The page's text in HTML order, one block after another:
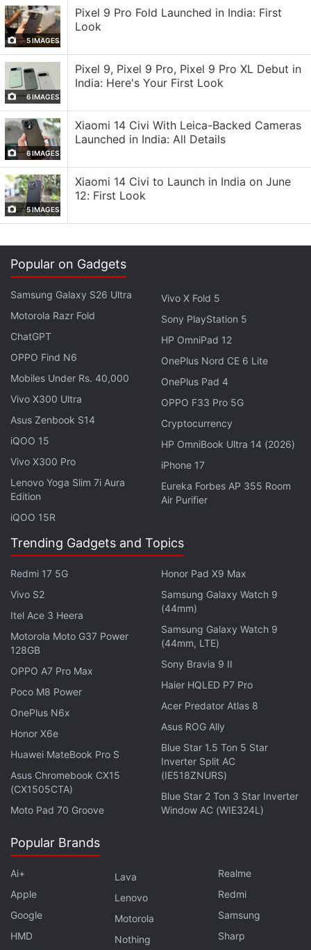
HDR10+, HDR Vivid, Splash Touch, et prend en
charge la gradation PWM à 2 160 Hz , la gradation
DC , couvre 100 % de l'espace colorimétrique DCI-
P3 et est protégé par un verre Corning Gorilla Glass
Victus 2.
L' écran bénéficie de la certification TÜV Rheinland
Intelligent Eye Care 5.0 . Le nouvel Oppo Find X9
Pro est équipé du processeur haut de gamme
MediaTek Dimensity 9500 gravé en 3 nm , avec
jusqu'à 16 Go de RAM LPDDR5x et jusqu'à 512 Go
de stockage interne UFS 4.1 . Il intègre également
5 IMAGES
Pixel 9 Pro Fold Launched in India: First
Look
6 IMAGES
Pixel 9, Pixel 9 Pro, Pixel 9 Pro XL Debut in
India: Here's Your First Look
6 IMAGES
Xiaomi 14 Civi With Leica-Backed Cameras
Launched in India: All Details
5 IMAGES
Xiaomi 14 Civi to Launch in India on June
12: First Look
Popular on Gadgets
Samsung Galaxy S26 Ultra
Motorola Razr Fold
ChatGPT
OPPO Find N6
Mobiles Under Rs. 40,000
Vivo X300 Ultra
Asus Zenbook S14
iQOO 15
Vivo X300 Pro
Lenovo Yoga Slim 7i Aura
Edition
iQOO 15R
Vivo X Fold 5
Sony PlayStation 5
HP OmniPad 12
OnePlus Nord CE 6 Lite
OnePlus Pad 4
OPPO F33 Pro 5G
Cryptocurrency
HP OmniBook Ultra 14 (2026)
iPhone 17
Eureka Forbes AP 355 Room
Air Purifier
Trending Gadgets and Topics
Redmi 17 5G
Vivo S2
Itel Ace 3 Heera
Motorola Moto G37 Power
128GB
OPPO A7 Pro Max
Poco M8 Power
OnePlus N6x
Honor X6e
Huawei MateBook Pro S
Asus Chromebook CX15
(CX1505CTA)
Moto Pad 70 Groove
Honor Pad X9 Max
Samsung Galaxy Watch 9
(44mm)
Samsung Galaxy Watch 9
(44mm, LTE)
Sony Bravia 9 II
Haier HQLED P7 Pro
Acer Predator Atlas 8
Asus ROG Ally
Blue Star 1.5 Ton 5 Star
Inverter Split AC
(IE518ZNURS)
Blue Star 2 Ton 3 Star Inverter
Window AC (WIE324L)
Popular Brands
Ai+
Apple
Google
HMD
Lava
Lenovo
Motorola
Nothing
Realme
Redmi
Samsung
Sharp